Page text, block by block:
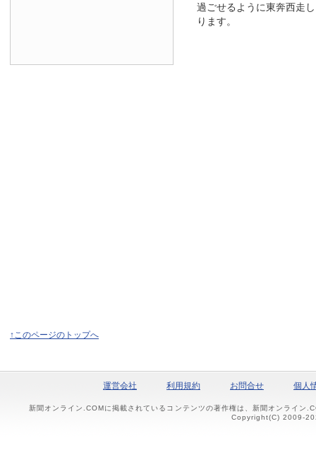
過ごせるように東奔西走
ります。
↑このページのトップへ
運営会社 利用規約 お問合せ 個人
新聞オンライン.COMに掲載されているコンテンツの著作権は、新聞オンライン
Copyright(C) 2009-